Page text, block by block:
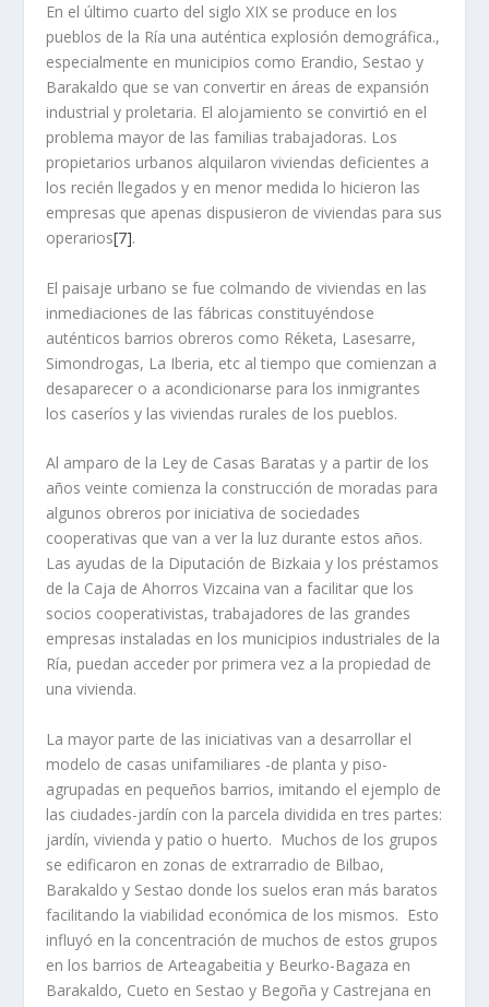
En el último cuarto del siglo XIX se produce en los
pueblos de la Rí­a una auténtica explosión demográfica.,
especialmente en municipios como Erandio, Sestao y
Barakaldo que se van convertir en áreas de expansión
industrial y proletaria. El alojamiento se convirtió en el
problema mayor de las familias trabajadoras. Los
propietarios urbanos alquilaron viviendas deficientes a
los recién llegados y en menor medida lo hicieron las
empresas que apenas dispusieron de viviendas para sus
operarios[7].
El paisaje urbano se fue colmando de viviendas en las
inmediaciones de las fábricas constituyéndose
auténticos barrios obreros como Réketa, Lasesarre,
Simondrogas, La Iberia, etc al tiempo que comienzan a
desaparecer o a acondicionarse para los inmigrantes
los caserí­os y las viviendas rurales de los pueblos.
Al amparo de la Ley de Casas Baratas y a partir de los
años veinte comienza la construcción de moradas para
algunos obreros por iniciativa de sociedades
cooperativas que van a ver la luz durante estos años.
Las ayudas de la Diputación de Bizkaia y los préstamos
de la Caja de Ahorros Vizcaina van a facilitar que los
socios cooperativistas, trabajadores de las grandes
empresas instaladas en los municipios industriales de la
Rí­a, puedan acceder por primera vez a la propiedad de
una vivienda.
La mayor parte de las iniciativas van a desarrollar el
modelo de casas unifamiliares -de planta y piso-
agrupadas en pequeños barrios, imitando el ejemplo de
las ciudades-jardí­n con la parcela dividida en tres partes:
jardí­n, vivienda y patio o huerto. Muchos de los grupos
se edificaron en zonas de extrarradio de Bilbao,
Barakaldo y Sestao donde los suelos eran más baratos
facilitando la viabilidad económica de los mismos. Esto
influyó en la concentración de muchos de estos grupos
en los barrios de Arteagabeitia y Beurko-Bagaza en
Barakaldo, Cueto en Sestao y Begoña y Castrejana en